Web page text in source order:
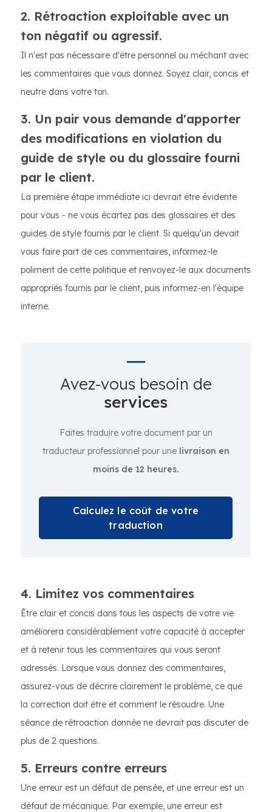
2. Rétroaction exploitable avec un
ton négatif ou agressif.
Il n'est pas nécessaire d'être personnel ou méchant avec
les commentaires que vous donnez. Soyez clair, concis et
neutre dans votre ton.
3. Un pair vous demande d'apporter
des modifications en violation du
guide de style ou du glossaire fourni
par le client.
La première étape immédiate ici devrait être évidente
pour vous - ne vous écartez pas des glossaires et des
guides de style fournis par le client. Si quelqu'un devait
vous faire part de ces commentaires, informez-le
poliment de cette politique et renvoyez-le aux documents
appropriés fournis par le client, puis informez-en l'équipe
interne.
Avez-vous besoin de
services
Faites traduire votre document par un
traducteur professionnel pour une livraison en
moins de 12 heures.
Calculez le coût de votre
traduction
4. Limitez vos commentaires
Être clair et concis dans tous les aspects de votre vie
améliorera considérablement votre capacité à accepter
et à retenir tous les commentaires qui vous seront
adressés. Lorsque vous donnez des commentaires,
assurez-vous de décrire clairement le problème, ce que
la correction doit être et comment le résoudre. Une
séance de rétroaction donnée ne devrait pas discuter de
plus de 2 questions.
5. Erreurs contre erreurs
Une erreur est un défaut de pensée, et une erreur est un
défaut de mécanique. Par exemple, une erreur est